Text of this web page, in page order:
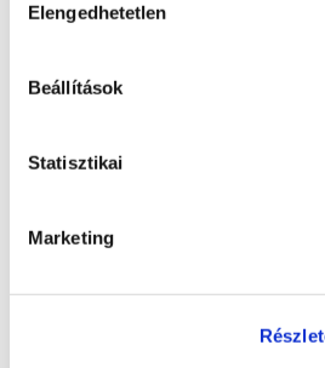
kiválasztása
Elengedhetetlen
Beállítások
Statisztikai
Marketing
Irodai hírek
Munkajog
Peres eljárások